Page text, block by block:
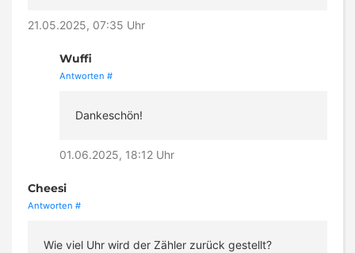
21.05.2025, 07:35 Uhr
Wuffi
Antworten #
Dankeschön!
01.06.2025, 18:12 Uhr
Cheesi
Antworten #
Wie viel Uhr wird der Zähler zurück gestellt?